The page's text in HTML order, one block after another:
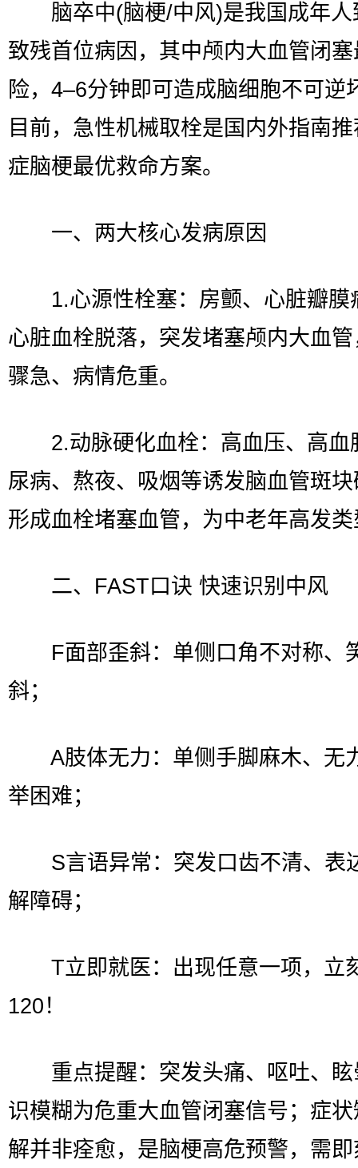
脑卒中(脑梗/中风)是我国成年人
致残首位病因，其中颅内大血管闭
险，4–6分钟即可造成脑细胞不可逆
目前，急性机械取栓是国内外指南
症脑梗最优救命方案。
一、两大核心发病原因
1.心源性栓塞：房颤、心脏瓣膜
心脏血栓脱落，突发堵塞颅内大血
骤急、病情危重。
2.动脉硬化血栓：高血压、高血
尿病、熬夜、吸烟等诱发脑血管斑
形成血栓堵塞血管，为中老年高发
二、FAST口诀 快速识别中风
F面部歪斜：单侧口角不对称、
斜；
A肢体无力：单侧手脚麻木、无
举困难；
S言语异常：突发口齿不清、表
解障碍；
T立即就医：出现任意一项，立
120！
重点提醒：突发头痛、呕吐、眩
识模糊为危重大血管闭塞信号；症
解并非痊愈，是脑梗高危预警，需